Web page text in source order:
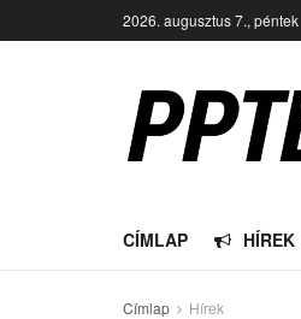
2026. augusztus 7., péntek
CÍMLAP HÍREK
Címlap Hírek